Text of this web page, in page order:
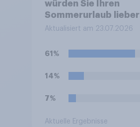
würden Sie Ihren
Sommerurlaub lieber
verbringen
Aktualisiert am 23.07.2026
61%
14%
7%
Aktuelle Ergebnisse